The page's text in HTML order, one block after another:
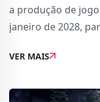
a produção de
janeiro de 2028,
inclui God of War
VER MAIS